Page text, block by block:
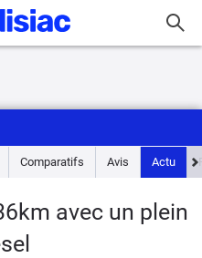
Comparatifs Avis Actu
avec un plein